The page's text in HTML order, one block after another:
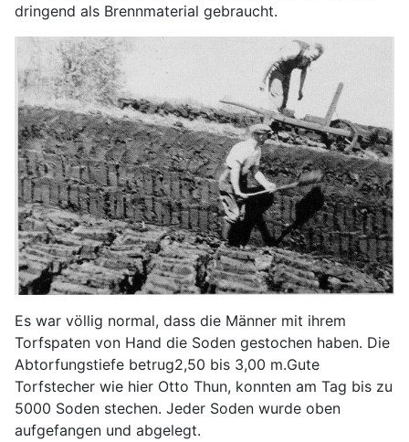
dringend als Brennmaterial gebraucht.
Es war völlig normal, dass die Männer mit ihrem
Torfspaten von Hand die Soden gestochen haben. Die
Abtorfungstiefe betrug2,50 bis 3,00 m.Gute
Torfstecher wie hier Otto Thun, konnten am Tag bis zu
5000 Soden stechen. Jeder Soden wurde oben
aufgefangen und abgelegt.